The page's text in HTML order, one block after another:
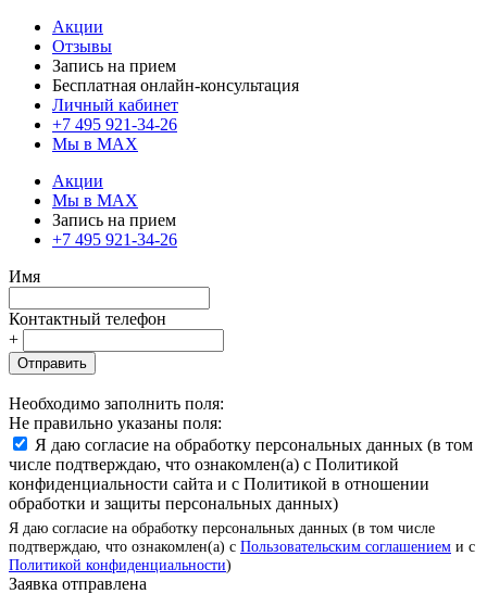
Акции
Отзывы
Запись на прием
Бесплатная онлайн-консультация
Личный кабинет
+7 495 921-34-26
Мы в MAX
Акции
Мы в MAX
Запись на прием
+7 495 921-34-26
Имя
Контактный телефон
+
Отправить
Необходимо заполнить поля:
Не правильно указаны поля:
Я даю согласие на обработку персональных данных (в том
числе подтверждаю, что ознакомлен(а) с Политикой
конфиденциальности сайта и с Политикой в отношении
обработки и защиты персональных данных)
Я даю согласие на обработку персональных данных (в том числе
подтверждаю, что ознакомлен(а) с Пользовательским соглашением и с
Политикой конфиденциальности)
Заявка отправлена